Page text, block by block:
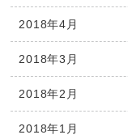
2018年4月
2018年3月
2018年2月
2018年1月